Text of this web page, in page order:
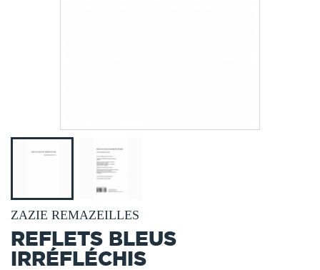
ZAZIE REMAZEILLES
REFLETS BLEUS
IRRÉFLÉCHIS